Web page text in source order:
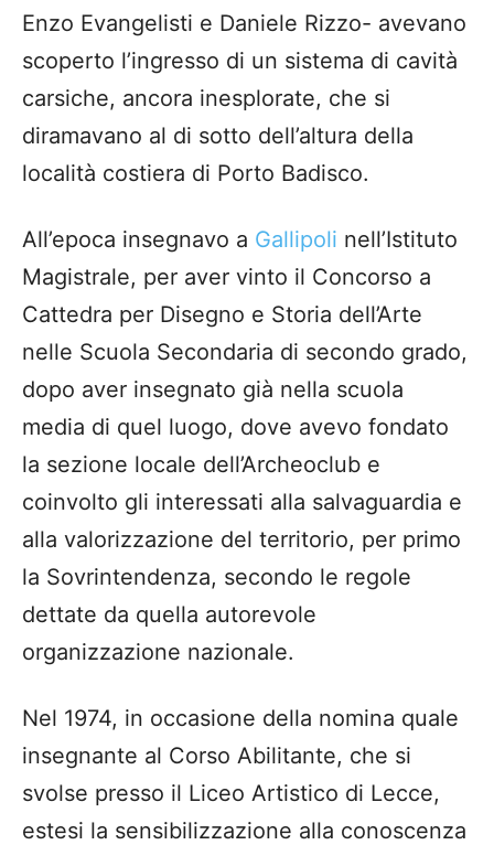
Enzo Evangelisti e Daniele Rizzo- avevano
scoperto l’ingresso di un sistema di cavità
carsiche, ancora inesplorate, che si
diramavano al di sotto dell’altura della
località costiera di Porto Badisco.
All’epoca insegnavo a Gallipoli nell’Istituto
Magistrale, per aver vinto il Concorso a
Cattedra per Disegno e Storia dell’Arte
nelle Scuola Secondaria di secondo grado,
dopo aver insegnato già nella scuola
media di quel luogo, dove avevo fondato
la sezione locale dell’Archeoclub e
coinvolto gli interessati alla salvaguardia e
alla valorizzazione del territorio, per primo
la Sovrintendenza, secondo le regole
dettate da quella autorevole
organizzazione nazionale.
Nel 1974, in occasione della nomina quale
insegnante al Corso Abilitante, che si
svolse presso il Liceo Artistico di Lecce,
estesi la sensibilizzazione alla conoscenza